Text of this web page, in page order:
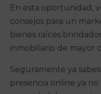
En esta oportunidad,
consejos para un
bienes raíces
inmobiliario de mayor
Seguramente ya
presencia online ya